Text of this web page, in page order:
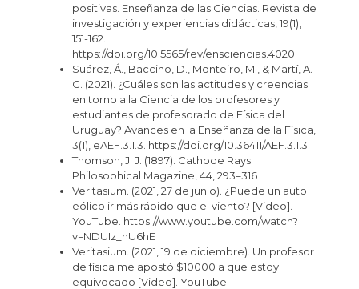
positivas. Enseñanza de las Ciencias. Revista de
investigación y experiencias didácticas, 19(1),
151-162.
https://doi.org/10.5565/rev/ensciencias.4020
Suárez, Á., Baccino, D., Monteiro, M., & Martí, A.
C. (2021). ¿Cuáles son las actitudes y creencias
en torno a la Ciencia de los profesores y
estudiantes de profesorado de Física del
Uruguay? Avances en la Enseñanza de la Física,
3(1), eAEF.3.1.3. https://doi.org/10.36411/AEF.3.1.3
Thomson, J. J. (1897). Cathode Rays.
Philosophical Magazine, 44, 293–316
Veritasium. (2021, 27 de junio). ¿Puede un auto
eólico ir más rápido que el viento? [Video].
YouTube. https://www.youtube.com/watch?
v=NDUIz_hU6hE
Veritasium. (2021, 19 de diciembre). Un profesor
de física me apostó $10000 a que estoy
equivocado [Video]. YouTube.